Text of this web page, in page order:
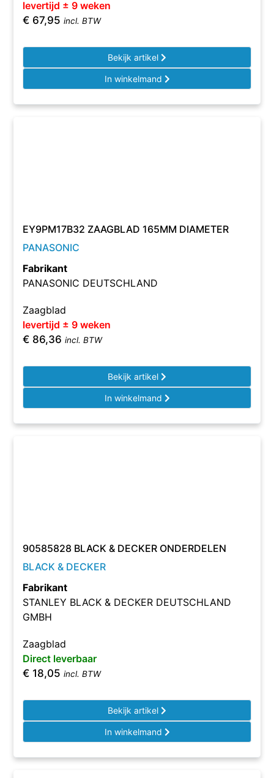
levertijd ± 9 weken
€ 67,95 incl. BTW
Bekijk artikel
In winkelmand
EY9PM17B32 ZAAGBLAD 165MM DIAMETER
PANASONIC
Fabrikant
PANASONIC DEUTSCHLAND
Zaagblad
levertijd ± 9 weken
€ 86,36 incl. BTW
Bekijk artikel
In winkelmand
90585828 BLACK & DECKER ONDERDELEN
BLACK & DECKER
Fabrikant
STANLEY BLACK & DECKER DEUTSCHLAND
GMBH
Zaagblad
Direct leverbaar
€ 18,05 incl. BTW
Bekijk artikel
In winkelmand